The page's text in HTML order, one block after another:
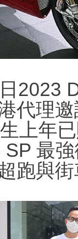
2023
代理
上年
最
跑與